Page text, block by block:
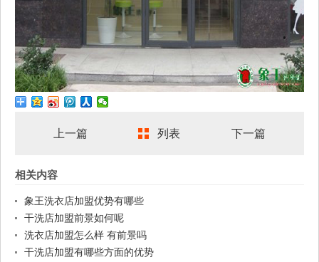
上一篇 列表 下一篇
相关内容
象王洗衣店加盟优势有哪些
干洗店加盟前景如何呢
洗衣店加盟怎么样 有前景吗
干洗店加盟有哪些方面的优势